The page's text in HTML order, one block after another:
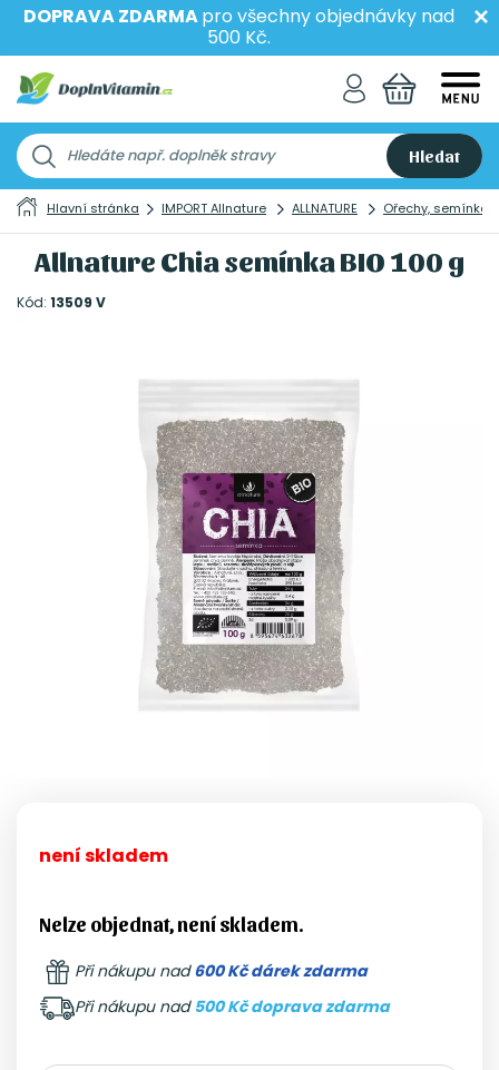
DOPRAVA ZDARMApro všechny objednávky nad
500 Kč.
Hledat
Hlavní stránka IMPORT Allnature ALLNATURE Ořechy, semínka
Allnature Chia semínka BIO 100 g
Kód: 13509 V
není skladem
Nelze objednat, není skladem.
Při nákupu nad600 Kč dárek zdarma
Při nákupu nad 500 Kč doprava zdarma